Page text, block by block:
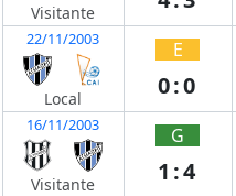
Visitante
22/11/2003
Local
E
0:0
16/11/2003
Visitante
G
1:4